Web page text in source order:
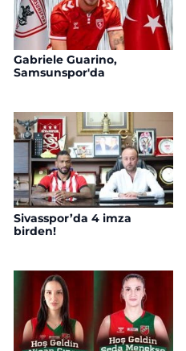
Gabriele Guarino,
Samsunspor'da
Sivasspor’da 4 imza
birden!